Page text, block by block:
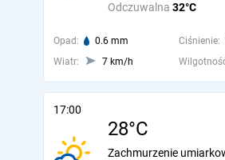
Odczuwalna 32°C
Opad: 0.6 mm Ciśnienie:
Wiatr:
7 km/h
17:00
28°C
Zachmurzenie